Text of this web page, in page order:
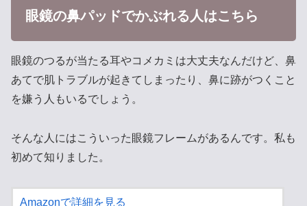
眼鏡の鼻パッドでかぶれる人はこちら
眼鏡のつるが当たる耳やコメカミは大丈夫なんだけど、鼻
あてで肌トラブルが起きてしまったり、鼻に跡がつくこと
を嫌う人もいるでしょう。
そんな人にはこういった眼鏡フレームがあるんです。私も
初めて知りました。
Amazonで詳細を見る